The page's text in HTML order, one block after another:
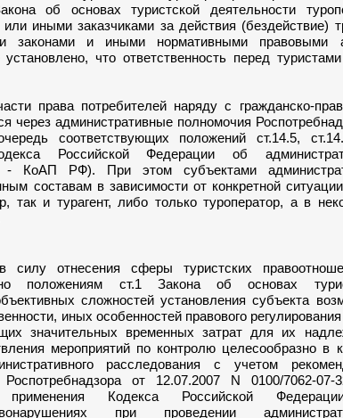
об основах туристской деятельности
иными заказчиками за действия (бездействие)
законами и иными нормативными правовыми
что ответственность перед
права потребителей наряду с гражданско-
через административные полномочия
соответствующих положений ст.14.5,
Российской Федерации об
- КоАП РФ). При этом субъектами
составам в зависимости от конкретной
так и турагент, либо только туроператор, а в
отнесения сферы туристских
положениям ст.1 Закона об основах
сложностей установления субъекта
иных особенностей правового
значительных временных затрат для их
мероприятий по контролю целесообразно в
расследования с учетом
от 12.07.2007 N 0100/7062-
применения Кодекса Российской
при проведении